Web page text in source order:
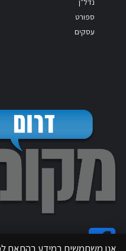
ספורט
עסקים